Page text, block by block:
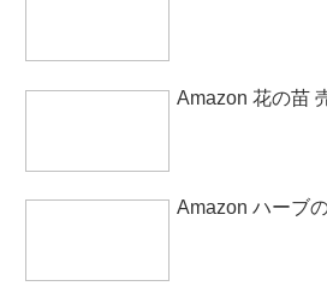
Amazon 花の苗
Amazon ハーブ